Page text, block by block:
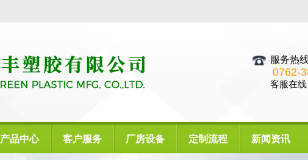
服务热线
0762-
客服在
产品中心 客户服务 厂房设备 定制流程 新闻资讯